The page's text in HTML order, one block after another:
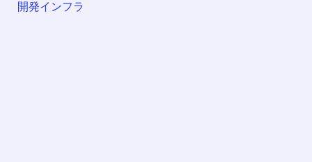
開発インフラ